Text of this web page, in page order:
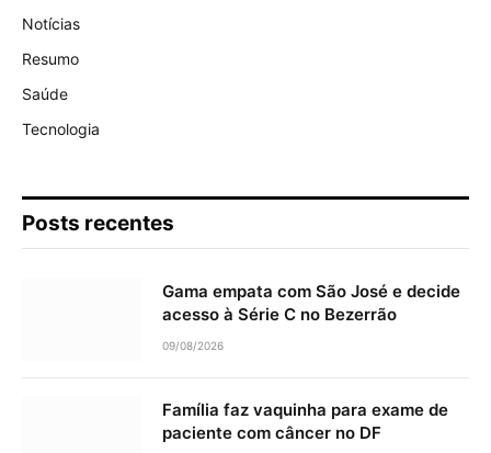
Notícias
Resumo
Saúde
Tecnologia
Posts recentes
Gama empata com São José e decide
acesso à Série C no Bezerrão
09/08/2026
Família faz vaquinha para exame de
paciente com câncer no DF